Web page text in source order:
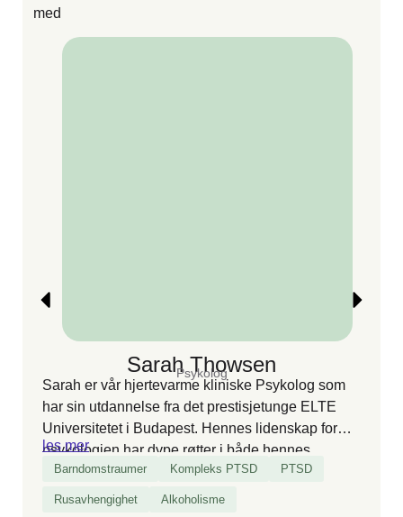
med
Sarah Thowsen
Psykolog
Sarah er vår hjertevarme kliniske Psykolog som
har sin utdannelse fra det prestisjetunge ELTE
Universitetet i Budapest. Hennes lidenskap for
psykologien har dype røtter i både hennes
personlige og profesjonelle erfaringer. Oppvokst i
et hjem der psykiske utfordringer var en del av
les mer
Barndomstraumer Kompleks PTSD PTSD
Rusavhengighet Alkoholisme